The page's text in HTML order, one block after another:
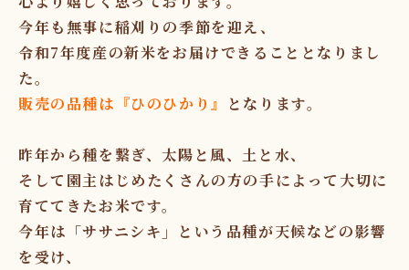
今年も無事に稲刈りの季節を迎え、
令和7年度産の新米をお届けできることとなりまし
た。
販売の品種は『ひのひかり』
となります。
昨年から種を繋ぎ、太陽と風、土と水、
そして園主はじめたくさんの方の手によって大切に
育ててきたお米です。
今年は「ササニシキ」という品種が天候などの影響
を受け、